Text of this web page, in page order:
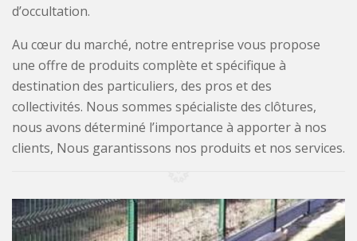
d’occultation.
Au cœur du marché, notre entreprise vous propose
une offre de produits complète et spécifique à
destination des particuliers, des pros et des
collectivités. Nous sommes spécialiste des clôtures,
nous avons déterminé l’importance à apporter à nos
clients, Nous garantissons nos produits et nos services.